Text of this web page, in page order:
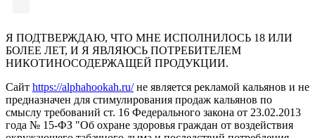
Я ПОДТВЕРЖДАЮ, ЧТО МНЕ ИСПОЛНИЛОСЬ 18 ИЛИ
БОЛЕЕ ЛЕТ, И Я ЯВЛЯЮСЬ ПОТРЕБИТЕЛЕМ
НИКОТИНОСОДЕРЖАЩЕЙ ПРОДУКЦИИ.
Сайт https://alphahookah.ru/не является рекламой кальянов и не
предназначен для стимулирования продаж кальянов по
смыслу требований ст. 16 Федерального закона от 23.02.2013
года № 15-ФЗ "Об охране здоровья граждан от воздействия